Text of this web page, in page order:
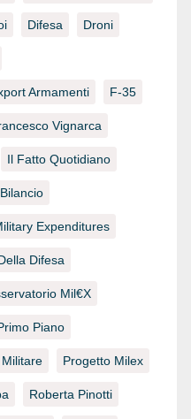
Difesa Droni
Armamenti F-35
Vignarca
Il Fatto Quotidiano
Expenditures
Difesa
Mil€x
Piano
Progetto Milex
Roberta Pinotti